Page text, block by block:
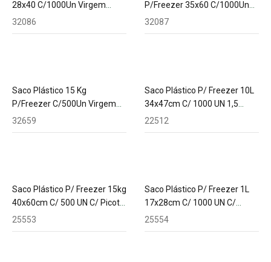
28x40 C/1000Un Virgem
C/Picote R.2655 Ecofilme
32086
P/Freezer 35x60 C/1000Un
Virgem C/Picote R.2651
32087
Saco Plástico 15 Kg
P/Freezer C/500Un Virgem
C/Picote Ecofilme 3004
32659
Saco Plástico P/ Freezer 10L
34x47cm C/ 1000 UN 1,5
Micra
22512
Saco Plástico P/ Freezer 15kg
40x60cm C/ 500 UN C/ Picote
2,0 Micra
25553
Saco Plástico P/ Freezer 1L
17x28cm C/ 1000 UN C/
Picote
25554